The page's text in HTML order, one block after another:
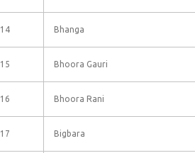
14 Bhanga
15 Bhoora Gauri
16 Bhoora Rani
17 Bigbara